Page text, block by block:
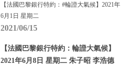
【法國巴黎銀行特約：#輪證大氣候】2021年
6月1日 星期二
2021/06/15
【法國巴黎銀行特約：輪證大氣候】
2021年6月8日 星期二 朱子昭 李浩德